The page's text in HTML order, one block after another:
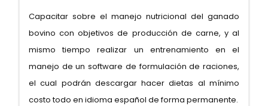
Capacitar sobre el manejo nutricional del ganado
bovino con objetivos de producción de carne, y al
mismo tiempo realizar un entrenamiento en el
manejo de un software de formulación de raciones,
el cual podrán descargar hacer dietas al mínimo
costo todo en idioma español de forma permanente.